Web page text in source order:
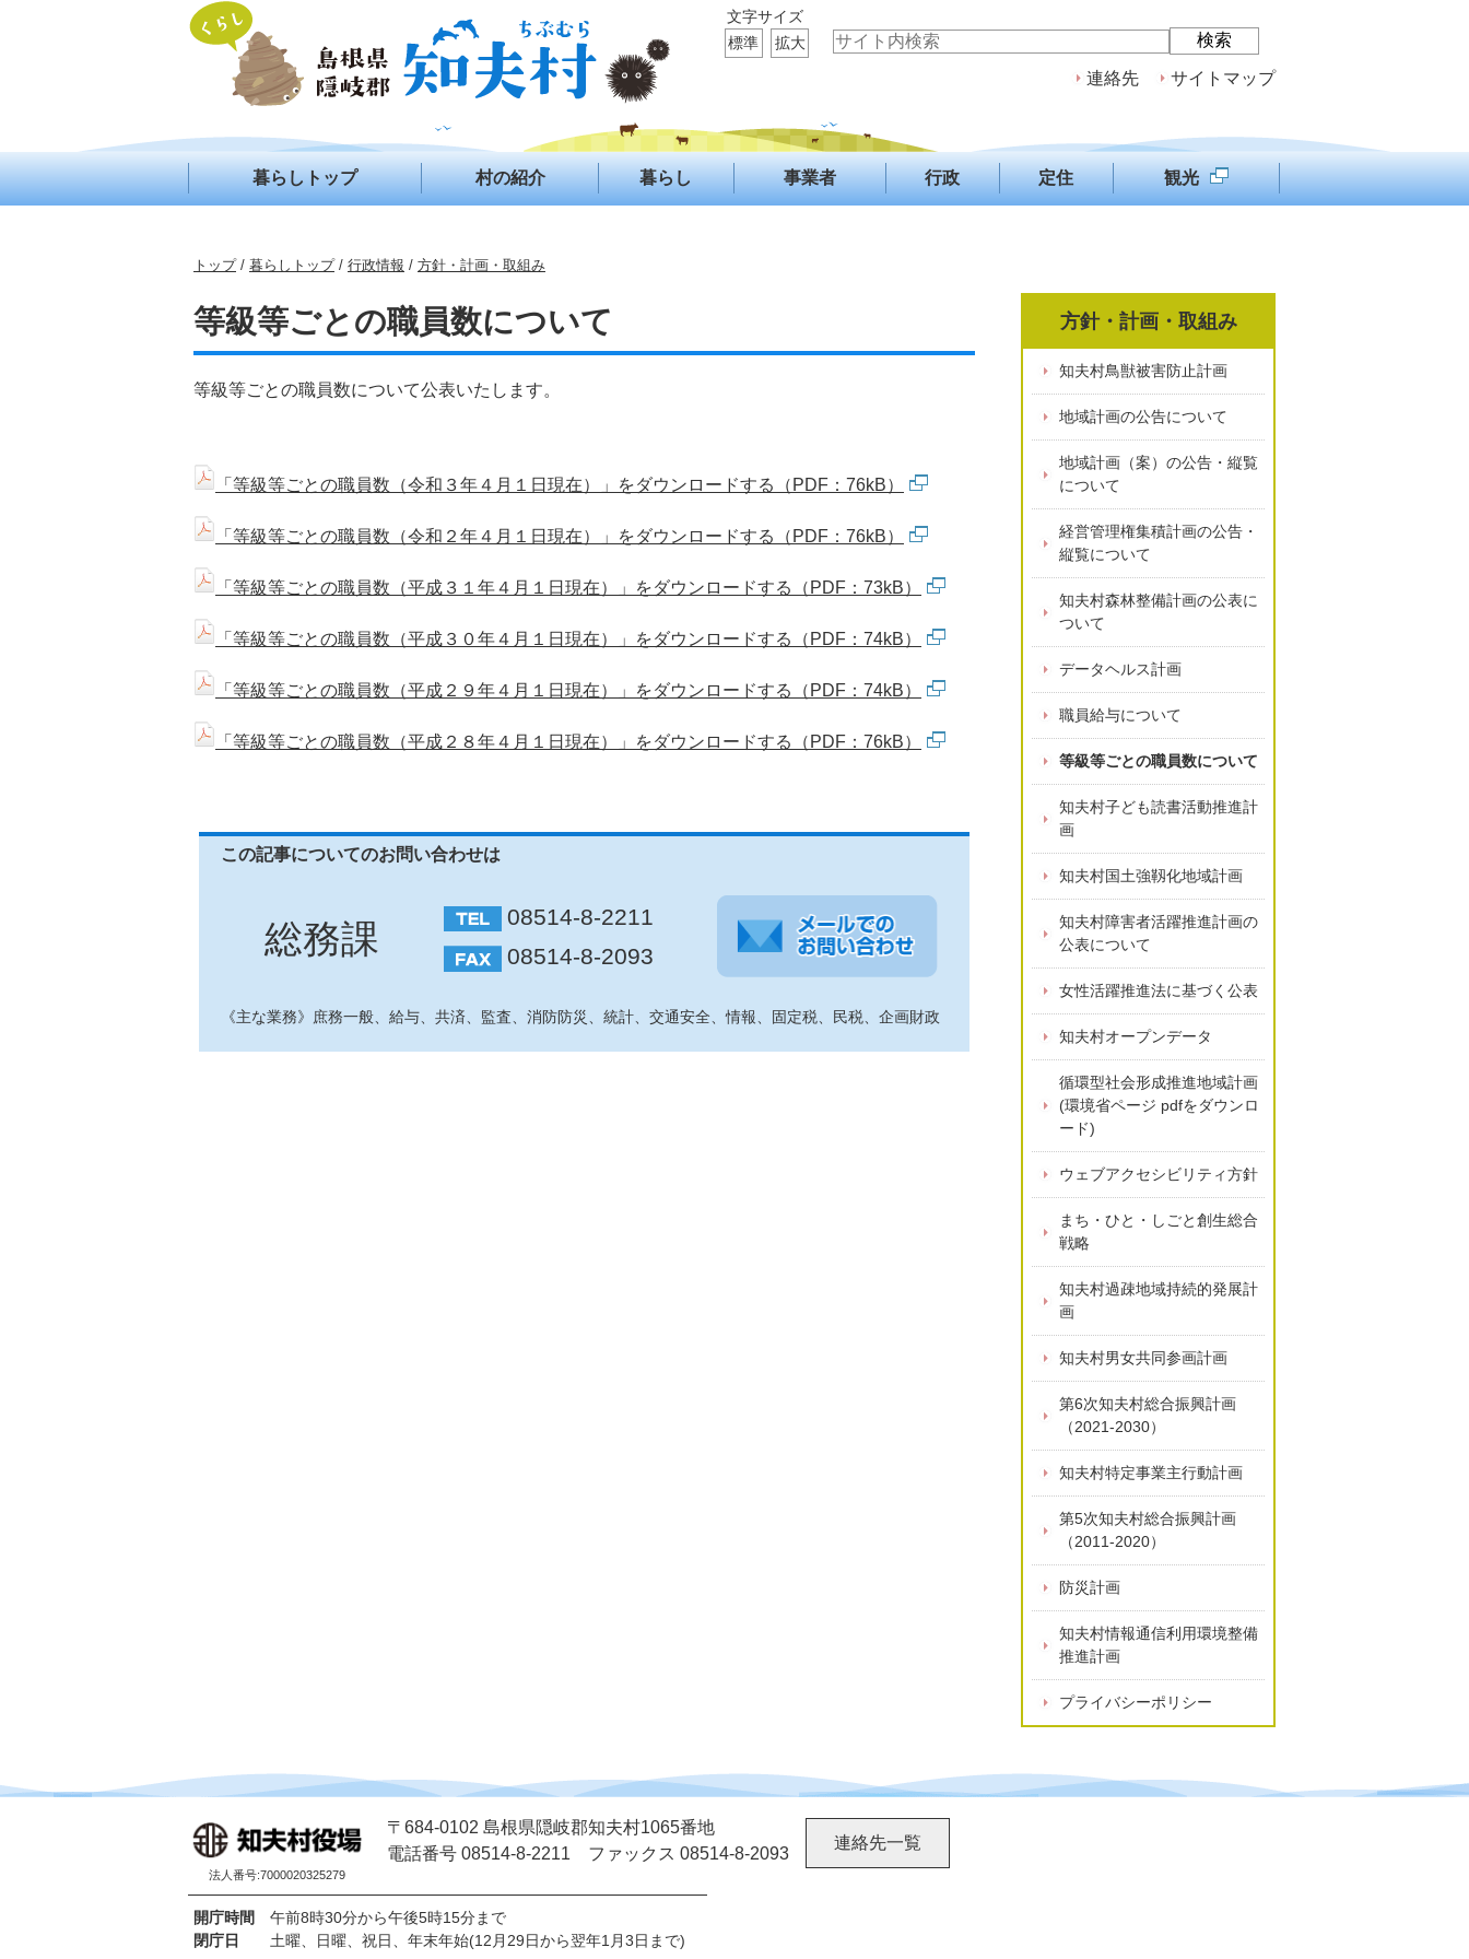
連絡先 サイトマップ
文字サイズ
標準
拡大
暮らしトップ 村の紹介 暮らし 事業者 行政 定住 観光
現
の
位
置：
トップ/ 暮らしトップ/ 行政情報 / 方針・計画・取組み
等級等ごとの職員数について
等級等ごとの職員数について公表いたします。
「等級等ごとの職員数（令和３年４月１日現在）」をダウンロードする（PDF：76kB）
「等級等ごとの職員数（令和２年４月１日現在）」をダウンロードする（PDF：76kB）
「等級等ごとの職員数（平成３１年４月１日現在）」をダウンロードする（PDF：73kB）
「等級等ごとの職員数（平成３０年４月１日現在）」をダウンロードする（PDF：74kB）
「等級等ごとの職員数（平成２９年４月１日現在）」をダウンロードする（PDF：74kB）
「等級等ごとの職員数（平成２８年４月１日現在）」をダウンロードする（PDF：76kB）
この記事についてのお問い合わせは
総務課
08514-8-2211
08514-8-2093
《主な業務》庶務一般、給与、共済、監査、消防防災、統計、交通安全、情報、固定税、民税、企画財政
方針・計画・取組み
知夫村鳥獣被害防止計画
地域計画の公告について
地域計画（案）の公告・縦覧
について
経営管理権集積計画の公告・
縦覧について
知夫村森林整備計画の公表に
ついて
データヘルス計画
職員給与について
等級等ごとの職員数について
知夫村子ども読書活動推進計
画
知夫村国土強靱化地域計画
知夫村障害者活躍推進計画の
公表について
女性活躍推進法に基づく公表
知夫村オープンデータ
循環型社会形成推進地域計画
(環境省ページ pdfをダウンロ
ード)
ウェブアクセシビリティ方針
まち・ひと・しごと創生総合
戦略
知夫村過疎地域持続的発展計
画
知夫村男女共同参画計画
第6次知夫村総合振興計画
（2021-2030）
知夫村特定事業主行動計画
第5次知夫村総合振興計画
（2011-2020）
防災計画
知夫村情報通信利用環境整備
推進計画
プライバシーポリシー
法人番号:7000020325279
〒684-0102 島根県隠岐郡知夫村1065番地
電話番号 08514-8-2211 ファックス 08514-8-2093
連絡先一覧
開庁時間
午前8時30分から午後5時15分まで
閉庁日
土曜、日曜、祝日、年末年始(12月29日から翌年1月3日まで)